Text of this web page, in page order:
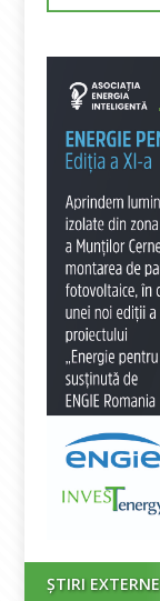
ȘTIRI EXTERNE